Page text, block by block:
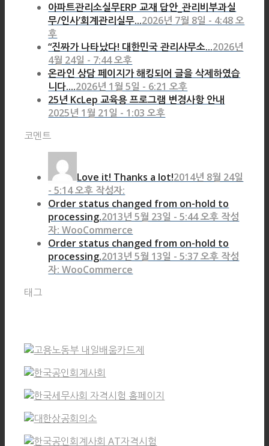
아파트관리소실무ERP 교재 답안_관리비부과실
무/인사’회계관리실무...2026년 7월 8일 - 4:48 오
후
“진짜가 나타났다! 대한민국 관리사무소...2026년
4월 24일 - 7:44 오후
온라인 상담 페이지가 해킹되어 글을 삭제하였습
니다....2026년 1월 5일 - 6:21 오후
25년 KcLep 교육용 프로그램 변경사항 안내
2025년 1월 21일 - 1:03 오후
코멘트
Love it! Thanks a lot!2014년 8월 24일
- 5:14 오후 작성자:
Order status changed from on-hold to
processing.2013년 5월 23일 - 5:44 오후 작성
자: WooCommerce
Order status changed from on-hold to
processing.2013년 5월 13일 - 5:37 오후 작성
자: WooCommerce
태그